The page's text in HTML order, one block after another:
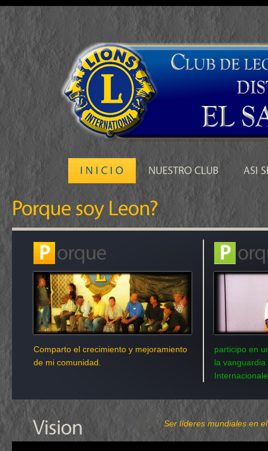
Comparto el crecimiento y mejoramiento
de mi comunidad.
participo en
la
Ser líderes mundiales en